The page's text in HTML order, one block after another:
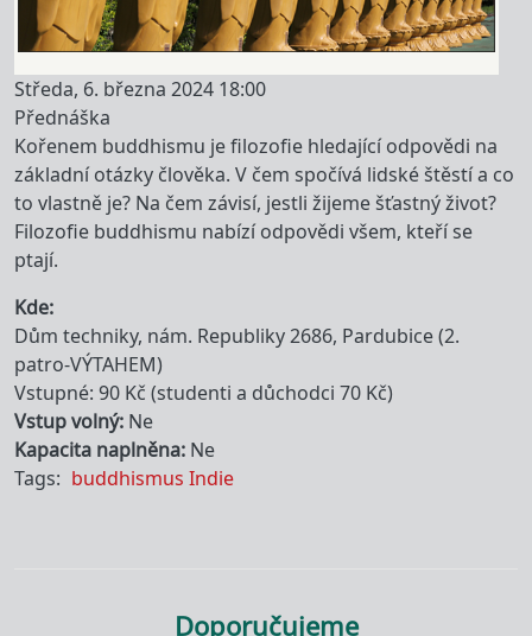
Středa, 6. března 2024 18:00
Přednáška
Kořenem buddhismu je filozofie hledající odpovědi na
základní otázky člověka. V čem spočívá lidské štěstí a co
to vlastně je? Na čem závisí, jestli žijeme šťastný život?
Filozofie buddhismu nabízí odpovědi všem, kteří se
ptají.
Kde
Dům techniky, nám. Republiky 2686, Pardubice (2.
patro-VÝTAHEM)
Vstupné: 90 Kč (studenti a důchodci 70 Kč)
Vstup volný Ne
Kapacita naplněna Ne
Tags
buddhismus Indie
Doporučujeme